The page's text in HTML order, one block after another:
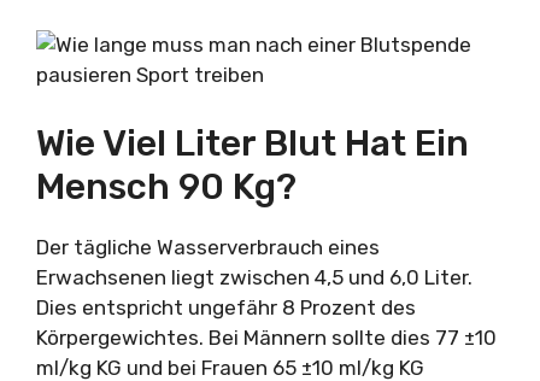
Wie Viel Liter Blut Hat Ein
Mensch 90 Kg?
Der tägliche Wasserverbrauch eines
Erwachsenen liegt zwischen 4,5 und 6,0 Liter.
Dies entspricht ungefähr 8 Prozent des
Körpergewichtes. Bei Männern sollte dies 77 ±10
ml/kg KG und bei Frauen 65 ±10 ml/kg KG